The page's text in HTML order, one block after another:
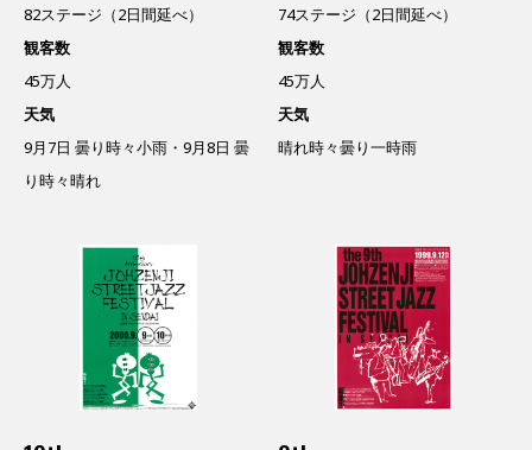
82ステージ（2日間延べ）
観客数
45万人
天気
9月7日 曇り時々小雨・9月8日 曇
り時々晴れ
74ステージ（2日間延べ）
観客数
45万人
天気
晴れ時々曇り一時雨